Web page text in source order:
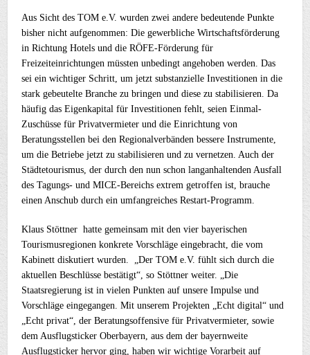
Aus Sicht des TOM e.V. wurden zwei andere bedeutende Punkte
bisher nicht aufgenommen: Die gewerbliche Wirtschaftsförderung
in Richtung Hotels und die RÖFE-Förderung für
Freizeiteinrichtungen müssten unbedingt angehoben werden. Das
sei ein wichtiger Schritt, um jetzt substanzielle Investitionen in die
stark gebeutelte Branche zu bringen und diese zu stabilisieren. Da
häufig das Eigenkapital für Investitionen fehlt, seien Einmal-
Zuschüsse für Privatvermieter und die Einrichtung von
Beratungsstellen bei den Regionalverbänden bessere Instrumente,
um die Betriebe jetzt zu stabilisieren und zu vernetzen. Auch der
Städtetourismus, der durch den nun schon langanhaltenden Ausfall
des Tagungs- und MICE-Bereichs extrem getroffen ist, brauche
einen Anschub durch ein umfangreiches Restart-Programm.
Klaus Stöttner hatte gemeinsam mit den vier bayerischen
Tourismusregionen konkrete Vorschläge eingebracht, die vom
Kabinett diskutiert wurden. „Der TOM e.V. fühlt sich durch die
aktuellen Beschlüsse bestätigt“, so Stöttner weiter. „Die
Staatsregierung ist in vielen Punkten auf unsere Impulse und
Vorschläge eingegangen. Mit unserem Projekten „Echt digital“ und
„Echt privat“, der Beratungsoffensive für Privatvermieter, sowie
dem Ausflugsticker Oberbayern, aus dem der bayernweite
Ausflugsticker hervor ging, haben wir wichtige Vorarbeit auf